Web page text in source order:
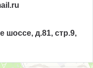
шоссе, д.81, стр.9,